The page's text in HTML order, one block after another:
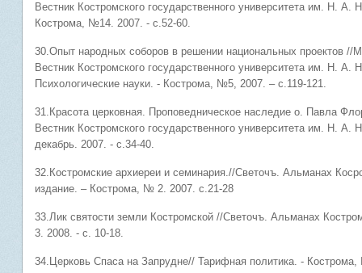
Вестник Костромского государственного университета им. Н.
Кострома, №14. 2007. - с.52-60.
30.Опыт народных соборов в решении национальных проектов
Вестник Костромского государственного университета им. Н. А.
Психологические науки. - Кострома, №5, 2007. – с.119-121.
31.Красота церковная. Проповедническое наследие о. Павла
Вестник Костромского государственного университета им. Н.
декабрь. 2007. - с.34-40.
32.Костромские архиереи и семинария.//Светочъ. Альманах
издание. – Кострома, № 2. 2007. с.21-28
33.Лик святости земли Костромской //Светочъ. Альманах
3. 2008. - с. 10-18.
34.Церковь Спаса на Запрудне// Тарифная политика. -